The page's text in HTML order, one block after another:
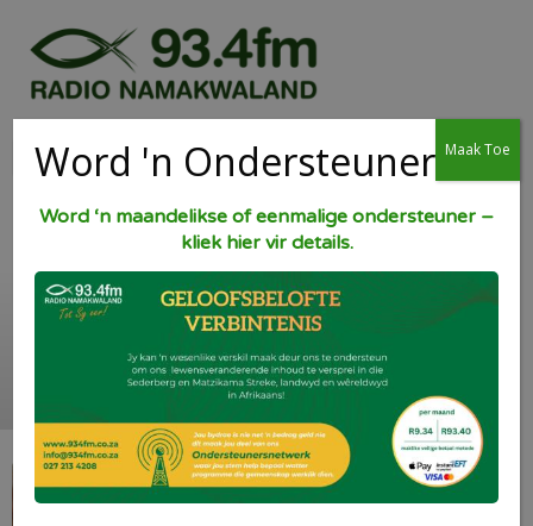
Neute Sjokolade
Blokkies
Word 'n Ondersteuner
Word ‘n maandelikse of eenmalige ondersteuner –
kliek hier vir details.
Maak Toe